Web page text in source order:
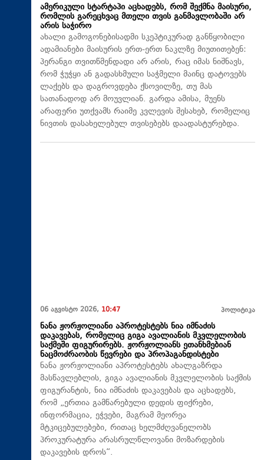
ამერიკული სტარტაპი აცხადებს, რომ შექმნა მაისური,
რომლის გარეცხვაც მთელი თვის განმავლობაში არ
არის საჭირო
ახალი გამოგონებისადმი სკეპტიკურად განწყობილი
ადამიანები მაისურის ერთ-ერთ ნაკლზე მიუთითებენ:
პერანგი თვითწმენდადი არ არის, რაც იმას ნიშნავს,
რომ ჭუჭყი ან გადასხმული საჭმელი მაინც დატოვებს
ლაქებს და დაგროვდება ქსოვილზე, თუ მას
სათანადოდ არ მოუვლიან. გარდა ამისა, მუენს
არაფერი უთქვამს რაიმე კვლევის შესახებ, რომელიც
ნივთის დასახელებულ თვისებებს დაადასტურებდა.
06 აგვისტო 2026, 10:47 პოლიტიკა
ნანა ჟორჟოლიანი აპროტესტებს ნია იმნაძის
დაკავებას, რომელიც გიგა ავალიანის მკვლელობის
საქმეში ფიგურირებს. ჟორჟოლიანს ეთანხმებიან
ნაცმოძრაობის წევრები და პროპაგანდისტები
ნანა ჟორჟოლიანი აპროტესტებს ახალგაზრდა
მასწავლებლის, გიგა ავალიანის მკვლელობის საქმის
ფიგურანტის, ნია იმნაძის დაკავებას და აცხადებს,
რომ „ერთია გამწარებული დედის ფიქრები,
ინფორმაცია, ეჭვები, მაგრამ მეორეა
მტკიცებულებები, რითაც ხელმძღვანელობს
პროკურატურა არასრულწლოვანი მოზარდების
დაკავების დროს“.